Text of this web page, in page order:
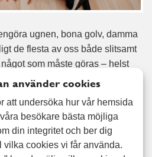
ugnen, bona golv, damma
de flesta av oss både slitsamt
som måste göras – helst
Med ett nystädat hem kan du
du heller aldrig känna dig
besök. Hos oss är det alltid
ofta de vill ha hjälp med
det bäst med städhjälp efter
använder cookies
att undersöka hur vår hemsida
besökare bästa möjliga
din integritet och ber dig
vilka cookies vi får använda.